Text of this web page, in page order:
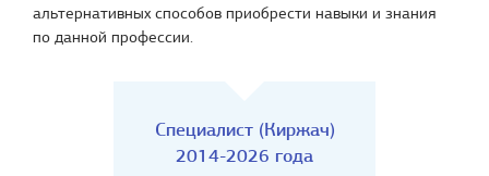
альтернативных способов приобрести навыки и знания
по данной профессии.
Специалист (Киржач)
2014-2026 года